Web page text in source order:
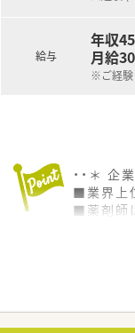
■最新
■定期
■年俸
給与
年収
月給
※ご経験
・・＊ 企
■業界上
■薬剤師
■この